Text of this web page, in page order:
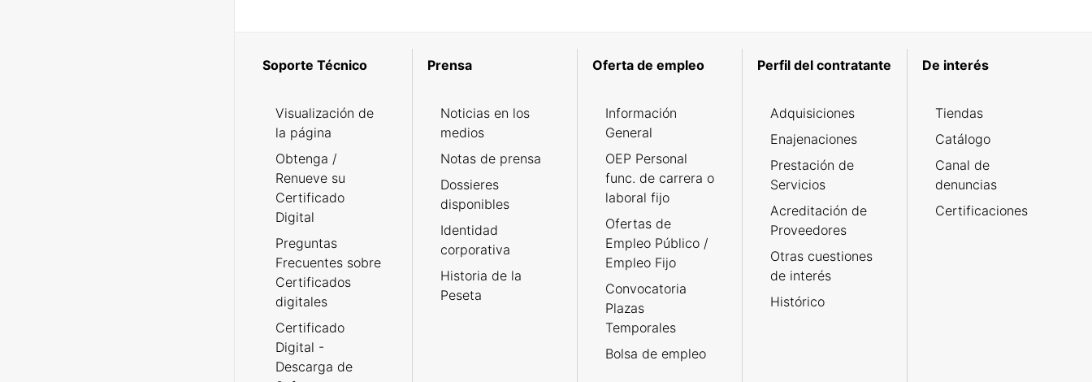
Soporte Técnico
Visualización de
la página
Obtenga /
Renueve su
Certificado
Digital
Preguntas
Frecuentes sobre
Certificados
digitales
Certificado
Digital -
Descarga de
Prensa
Noticias en los
medios
Notas de prensa
Dossieres
disponibles
Identidad
corporativa
Historia de la
Peseta
Oferta de empleo
Información
General
OEP Personal
func. de carrera o
laboral fijo
Ofertas de
Empleo Público /
Empleo Fijo
Convocatoria
Plazas
Temporales
Bolsa de empleo
Perfil del contratante
Adquisiciones
Enajenaciones
Prestación de
Servicios
Acreditación de
Proveedores
Otras cuestiones
de interés
Histórico
De interés
Tiendas
Catálogo
Canal de
denuncias
Certificaciones